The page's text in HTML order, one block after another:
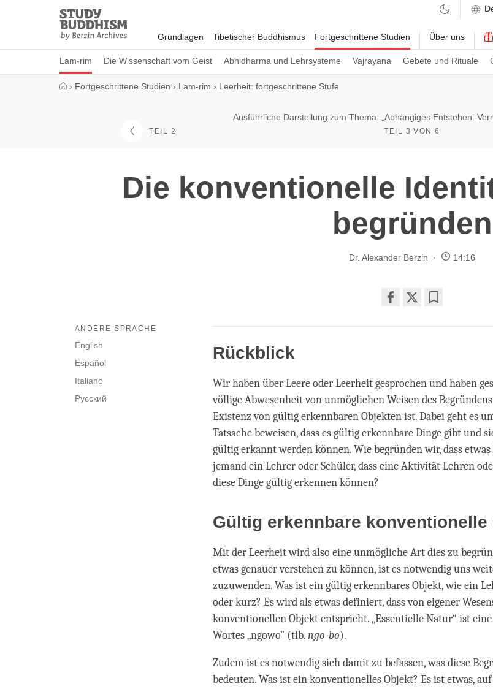
Study
Buddhism
Home
Grundlagen Tibetischer Buddhismus Fortgeschrittene Studien
Lam-rim Die Wissenschaft vom Geist Abhidharma und Lehrsysteme Vajrayana Gebete und Rituale
Über uns
› Fortgeschrittene Studien › Lam-rim › Leerheit: fortgeschrittene Stufe
TEIL 2
Ausführliche Darstellung zum Thema: „Abhängiges Entstehen:
TEIL 3 VON 6
Die konventionelle
begründen
Dr. Alexander Berzin 14:16
on
ANDERE SPRACHE
English
Español
Italiano
Русский
Rückblick
Wir haben über Leere oder Leerheit gesprochen und haben
völlige Abwesenheit von unmöglichen Weisen des
Existenz von gültig erkennbaren Objekten ist. Dabei geht es
Tatsache beweisen, dass es gültig erkennbare Dinge gibt und
gültig erkannt werden können. Wie begründen wir, dass etwas
jemand ein Lehrer oder Schüler, dass eine Aktivität Lehren
diese Dinge gültig erkennen können?
Gültig erkennbare konventionelle
Mit der Leerheit wird also eine unmögliche Art dies zu
etwas genauer verstehen zu können, ist es notwendig uns
zuzuwenden. Was ist ein gültig erkennbares Objekt, wie ein
oder kurz? Es wird als etwas definiert, dass von eigener
konventionellen Objekt entspricht. „Essentielle Natur“ ist
Wortes „ngowo” (tib.ngo-bo).
Zudem ist es notwendig sich damit zu befassen, was diese
bedeuten. Was ist ein konventionelles Objekt? Es ist etwas,